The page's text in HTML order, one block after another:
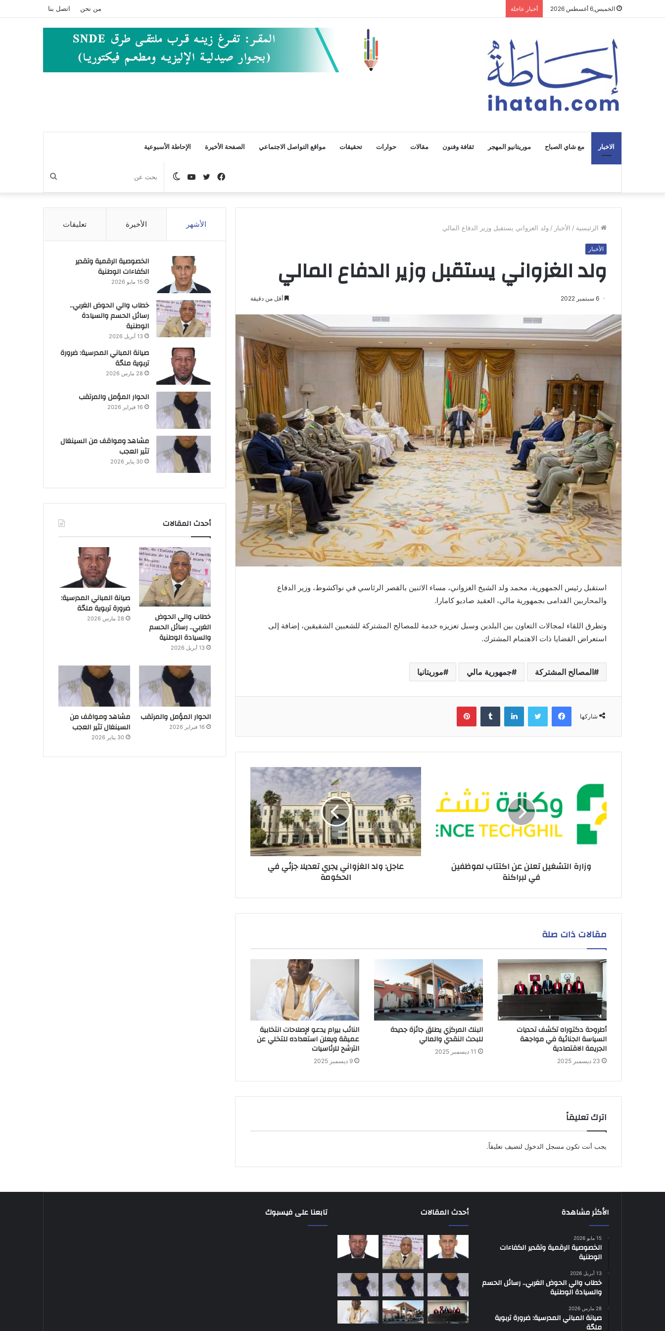
الخميس,6 أغسطس 2026 أخبار عاجلة من نحن اتصل بنا
الاخبار مع شاي الصباح موريتانيو المهجر ثقافة وفنون مقالات حوارات تحقيقات مواقع التواصل الاجتماعي الصفحة الأخيرة الإحاطة الأسبوعية
بحث
عن
الوضع
المظلم
يوتيوبتويتر
فيسبوك
الرئيسية / الأخبار / ولد الغزواني يستقبل وزير الدفاع المالي
الأخبار
ولد الغزواني يستقبل وزير الدفاع المالي
6 سبتمبر 2022 أقل من دقيقة
استقبل رئيس الجمهورية، محمد ولد الشيخ الغزواني، مساء الاثنين بالقصر الرئاسي في نواكشوط، وزير الدفاع
والمحاربين القدامى بجمهورية مالي، العقيد صاديو كامارا.
وتطرق اللقاء لمجالات التعاون بين البلدين وسبل تعزيزه خدمة للمصالح المشتركة للشعبين الشقيقين، إضافة إلى
استعراض القضايا ذات الاهتمام المشترك.
المصالح المشتركة جمهورية مالي موريتانيا
شاركها
فيسبوك تويتر لينكدإن بينتيريست
وزارة التشغيل تعلن عن اكتتاب لموظفين
في لبراكنة
عاجل: ولد الغزواني يجري تعديلا جزئي في
الحكومة
مقالات ذات صلة
أطروحة دكتوراه تكشف تحديات
السياسة الجنائية في مواجهة
الجريمة الاقتصادية
23 ديسمبر 2025
البنك المركزي يطلق جائزة جديدة
للبحث النقدي والمالي
11 ديسمبر 2025
النائب بيرام يدعو لإصلاحات انتخابية
عميقة ويعلن استعداده للتخلي عن
الترشح للرئاسيات
9 ديسمبر 2025
اترك تعليقاً
يجب أنت تكون مسجل الدخول لتضيف تعليقاً.
الأشهر الأخيرة تعليقات
الخصوصية الرقمية وتقدير
الكفاءات الوطنية
15 مايو 2026
خطاب والي الحوض الغربي..
رسائل الحسم والسيادة
الوطنية
13 أبريل 2026
صيانة المباني المدرسية: ضرورة
تربوية ملحّة
28 مارس 2026
الحوار المؤمل والمرتقب
16 فبراير 2026
مشاهد ومواقف من السينغال
تثير العجب
30 يناير 2026
أحدث المقالات
خطاب والي الحوض
الغربي.. رسائل الحسم
والسيادة الوطنية
13 أبريل 2026
صيانة المباني المدرسية:
ضرورة تربوية ملحّة
28 مارس 2026
الحوار المؤمل والمرتقب
16 فبراير 2026
مشاهد ومواقف من
السينغال تثير العجب
30 يناير 2026
الأكثر مشاهدة
15 مايو 2026
الخصوصية الرقمية وتقدير الكفاءات
الوطنية
13 أبريل 2026
خطاب والي الحوض الغربي.. رسائل الحسم
والسيادة الوطنية
28 مارس 2026
صيانة المباني المدرسية: ضرورة تربوية
ملحّة
أحدث المقالات تابعنا على فيسبوك